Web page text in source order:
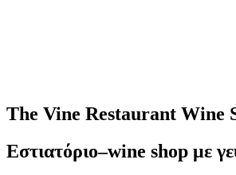
The Vine Restaurant Wine
Εστιατόριο–wine shop με